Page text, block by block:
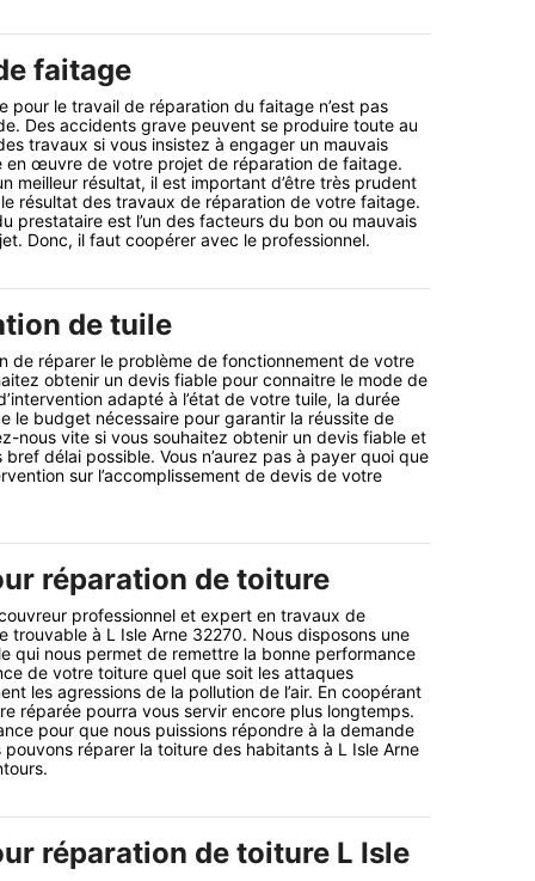
faitage
pour le travail de réparation du faitage n’est pas
Des accidents grave peuvent se produire toute au
travaux si vous insistez à engager un mauvais
en œuvre de votre projet de réparation de faitage.
meilleur résultat, il est important d’être très prudent
résultat des travaux de réparation de votre faitage.
prestataire est l’un des facteurs du bon ou mauvais
Donc, il faut coopérer avec le professionnel.
de tuile
de réparer le problème de fonctionnement de votre
obtenir un devis fiable pour connaitre le mode de
adapté à l’état de votre tuile, la durée
le budget nécessaire pour garantir la réussite de
nous vite si vous souhaitez obtenir un devis fiable et
délai possible. Vous n’aurez pas à payer quoi que
sur l’accomplissement de devis de votre
réparation de toiture
professionnel et expert en travaux de
trouvable à L Isle Arne 32270. Nous disposons une
qui nous permet de remettre la bonne performance
de votre toiture quel que soit les attaques
les agressions de la pollution de l’air. En coopérant
réparée pourra vous servir encore plus longtemps.
pour que nous puissions répondre à la demande
réparer la toiture des habitants à L Isle Arne
réparation de toiture L Isle